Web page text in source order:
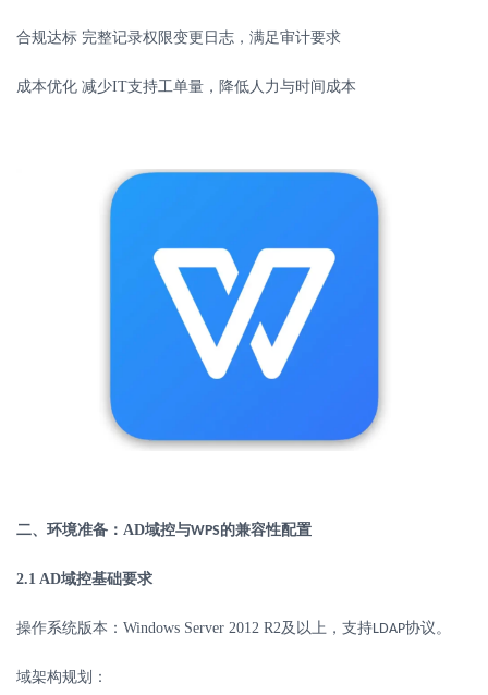
合规达标 完整记录权限变更日志，满足审计要求
成本优化 减少IT支持工单量，降低人力与时间成本
二、环境准备： AD域控与WPS的兼容性配置
2.1 AD域控基础要求
操作系统版本： Windows Server 2012 R2及以上，支持LDAP协议。
域架构规划：